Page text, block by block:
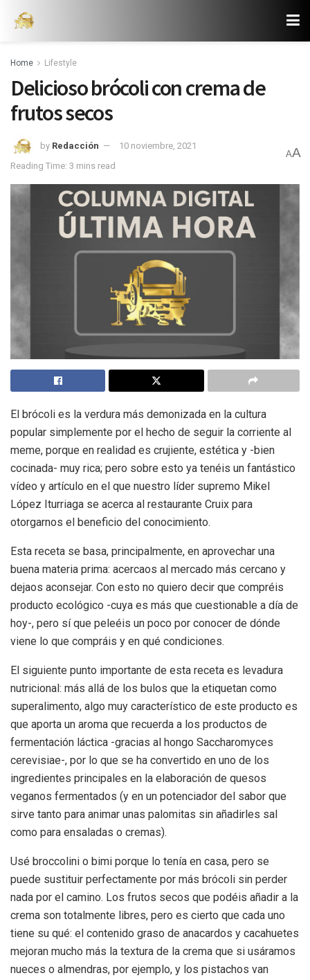
Home Lifestyle
Delicioso brócoli con crema de
frutos secos
by Redacción
10 noviembre, 2021
Reading Time: 3 mins read
AA
El brócoli es la verdura más demonizada en la cultura
popular simplemente por el hecho de seguir la corriente al
meme, porque en realidad es crujiente, estética y -bien
cocinada- muy rica; pero sobre esto ya tenéis un fantástico
vídeo y artículo en el que nuestro líder supremo Mikel
López Iturriaga se acerca al restaurante Cruix para
otorgarnos el beneficio del conocimiento.
Esta receta se basa, principalmente, en aprovechar una
buena materia prima: acercaos al mercado más cercano y
dejaos aconsejar. Con esto no quiero decir que compréis
producto ecológico -cuya es más que cuestionable a día de
hoy-, pero sí que peleéis un poco por conocer de dónde
viene lo que compráis y en qué condiciones.
El siguiente punto importante de esta receta es levadura
nutricional: más allá de los bulos que la etiquetan como
superalimento, algo muy característico de este producto es
que aporta un aroma que recuerda a los productos de
fermentación láctica -gracias al hongo Saccharomyces
cerevisiae-, por lo que se ha convertido en uno de los
ingredientes principales en la elaboración de quesos
veganos fermentados (y en un potenciador del sabor que
sirve tanto para animar unas palomitas sin añadirles sal
como para ensaladas o cremas).
Usé broccolini o bimi porque lo tenía en casa, pero se
puede sustituir perfectamente por más brócoli sin perder
nada por el camino. Los frutos secos que podéis añadir a la
crema son totalmente libres, pero es cierto que cada uno
tiene su qué: el contenido graso de anacardos y cacahuetes
mejoran mucho más la textura de la crema que si usáramos
nueces o almendras, por ejemplo, y los pistachos van